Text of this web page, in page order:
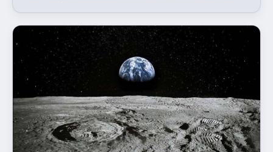
complexe de fragmentation de ce corps céleste
fragile.